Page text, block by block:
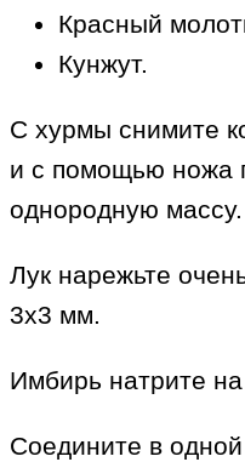
Красный
Кунжут.
С хурмы снимите
и с помощью ножа
однородную массу.
Лук нарежьте
3х3 мм.
Имбирь натрите
Соедините в